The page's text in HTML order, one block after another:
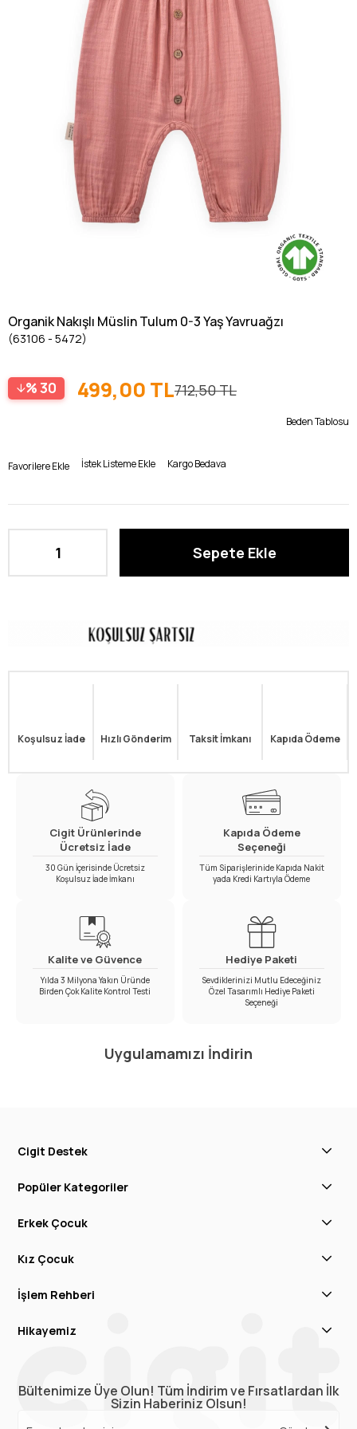
Organik Nakışlı Müslin Tulum 0-3 Yaş Yavruağzı
(63106 - 5472)
30 712,50 TL
499,00 TL
Beden Tablosu
Favorilere Ekle İstek Listeme Ekle Kargo Bedava
Koşulsuz İade Hızlı Gönderim Taksit İmkanı Kapıda Ödeme
Cigit Ürünlerinde
Ücretsiz İade
30 Gün İçerisinde Ücretsiz
Koşulsuz İade İmkanı
Kapıda Ödeme
Seçeneği
Tüm Siparişlerinide Kapıda Nakit
yada Kredi Kartıyla Ödeme
Kalite ve Güvence
Yılda 3 Milyona Yakın Üründe
Birden Çok Kalite Kontrol Testi
Hediye Paketi
Sevdiklerinizi Mutlu Edeceğiniz
Özel Tasarımlı Hediye Paketi
Seçeneği
Uygulamamızı İndirin
Cigit Destek
Popüler Kategoriler
Erkek Çocuk
Kız Çocuk
İşlem Rehberi
Hikayemiz
Bültenimize Üye Olun! Tüm İndirim ve Fırsatlardan İlk
Sizin Haberiniz Olsun!